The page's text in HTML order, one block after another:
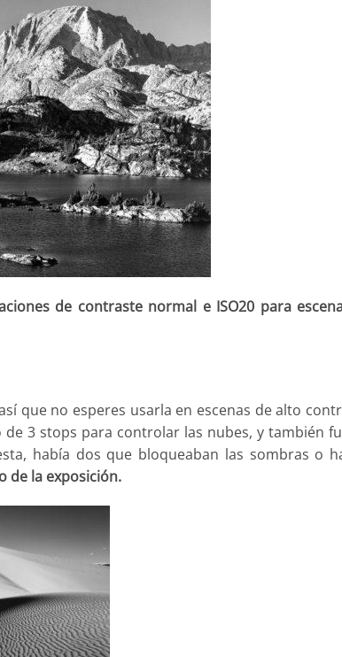
de contraste normal e ISO20 para
que no esperes usarla en escenas de alto
3 stops para controlar las nubes, y también
había dos que bloqueaban las sombras o
de la exposición.